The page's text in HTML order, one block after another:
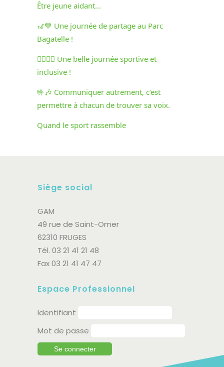
Être jeune aidant…
🎢💙 Une journée de partage au Parc
Bagatelle !
🏃‍♀️🏃‍♂️ Une belle journée sportive et
inclusive !
🤟🎶 Communiquer autrement, c’est
permettre à chacun de trouver sa voix.
Quand le sport rassemble
Siège social
GAM
49 rue de Saint-Omer
62310 FRUGES
Tél. 03 21 41 21 48
Fax 03 21 41 47 47
Espace Professionnel
Identifiant
Mot de passe